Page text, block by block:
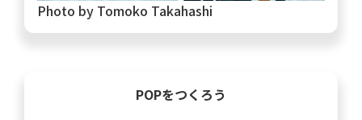
Photo by Tomoko Takahashi
POPをつくろう